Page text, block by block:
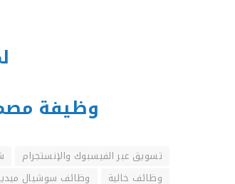
وظيفة
تسويق عبر الفيسبوك والإنستجرام
وظائف خالية
وظائف سوشيال